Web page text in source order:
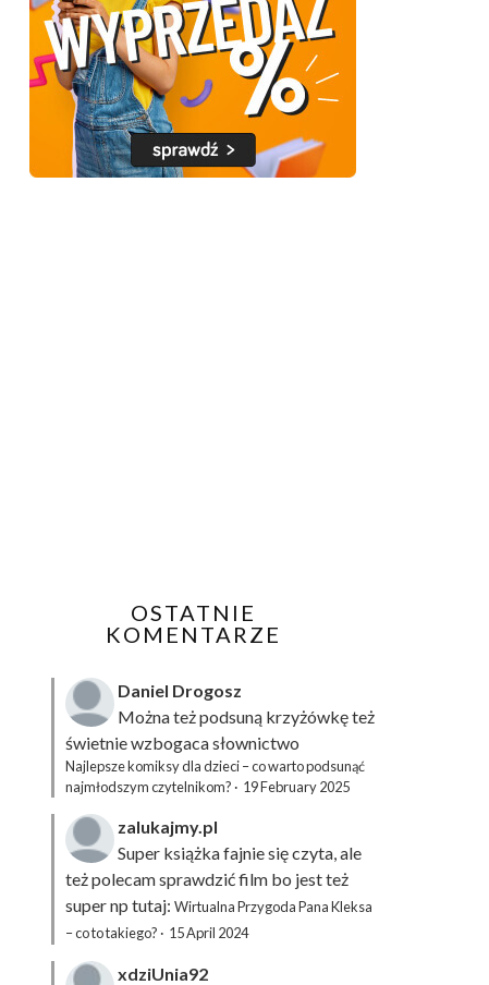
OSTATNIE
KOMENTARZE
Daniel Drogosz
Można też podsuną krzyżówkęteż
świetnie wzbogaca słownictwo
Najlepsze komiksy dla dzieci – co warto podsunąć
najmłodszym czytelnikom? · 19 February 2025
zalukajmy.pl
Super książka fajnie się czyta, ale
też polecam sprawdzić film bo jest też
super np tutaj: Wirtualna Przygoda Pana Kleksa
– co to takiego? · 15 April 2024
xdziUnia92